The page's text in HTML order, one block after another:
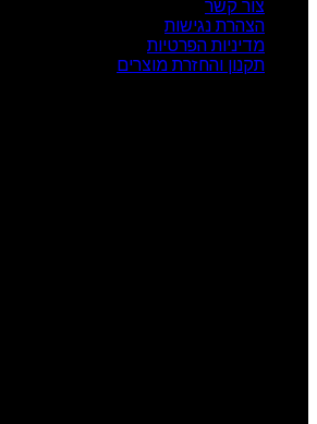
צור קשר
הצהרת נגישות
מדיניות הפרטיות
תקנון והחזרת מוצרים